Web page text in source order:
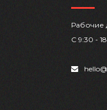
Рабочие
С 9:30 -